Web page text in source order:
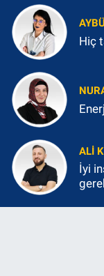
Hiç
ALI
İyi